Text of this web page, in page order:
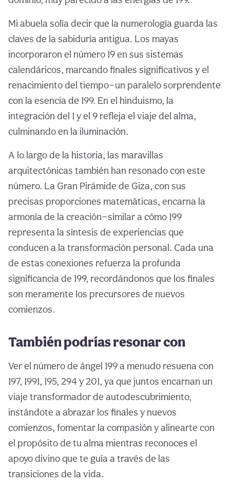
Mi abuela solía decir que la numerología guarda las
claves de la sabiduría antigua. Los mayas
incorporaron el número 19 en sus sistemas
calendáricos, marcando finales significativos y el
renacimiento del tiempo—un paralelo sorprendente
con la esencia de 199. En el hinduismo, la
integración del 1 y el 9 refleja el viaje del alma,
culminando en la iluminación.
A lo largo de la historia, las maravillas
arquitectónicas también han resonado con este
número. La Gran Pirámide de Giza, con sus
precisas proporciones matemáticas, encarna la
armonía de la creación—similar a cómo 199
representa la síntesis de experiencias que
conducen a la transformación personal. Cada una
de estas conexiones refuerza la profunda
significancia de 199, recordándonos que los finales
son meramente los precursores de nuevos
comienzos.
También podrías resonar con
Ver el número de ángel 199 a menudo resuena con
197, 1991, 195, 294 y 201, ya que juntos encarnan un
viaje transformador de autodescubrimiento,
instándote a abrazar los finales y nuevos
comienzos, fomentar la compasión y alinearte con
el propósito de tu alma mientras reconoces el
apoyo divino que te guía a través de las
transiciones de la vida.